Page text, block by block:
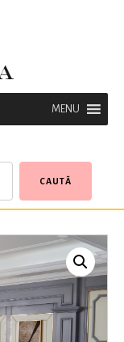
MENU
CAUTĂ